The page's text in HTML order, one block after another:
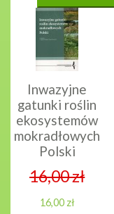
Inwazyjne
gatunki roślin
ekosystemów
mokradłowych
Polski
16,00 zł
16,00 zł